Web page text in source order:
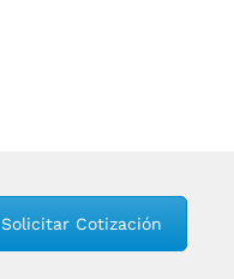
Solicitar Cotización